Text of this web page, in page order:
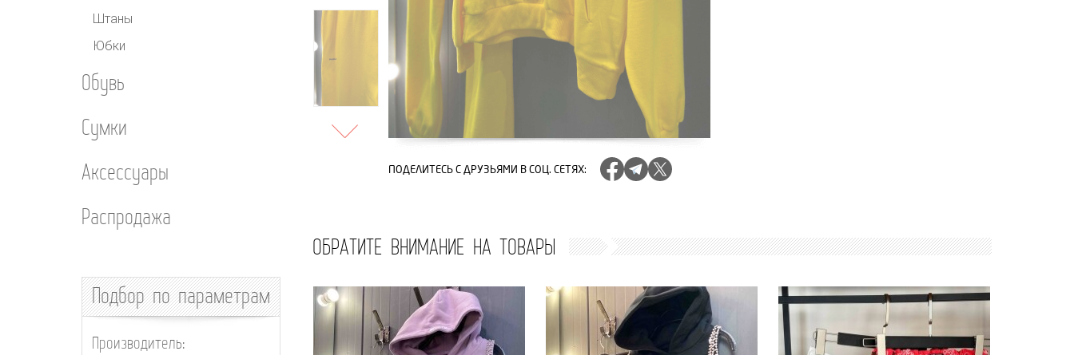
Штаны
Юбки
Обувь
Сумки
Аксессуары
Распродажа
Подборпо параметрам
Производитель:
ПОДЕЛИТЕСЬ С ДРУЗЬЯМИ В СОЦ. СЕТЯХ:
ОБРАТИТЕ ВНИМАНИЕ НА ТОВАРЫ